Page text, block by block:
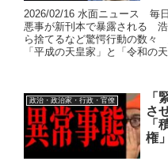
2026/02/16 水面ニュース 毎
悪事が新刊本で暴露される
ら捨てるなど驚愕行動の数々
「平成の天皇家」と「令和の
政治・政治家・行政・官僚
「
さ
「
権